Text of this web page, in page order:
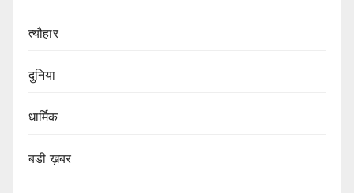
त्यौहार
दुनिया
धार्मिक
बडी ख़बर